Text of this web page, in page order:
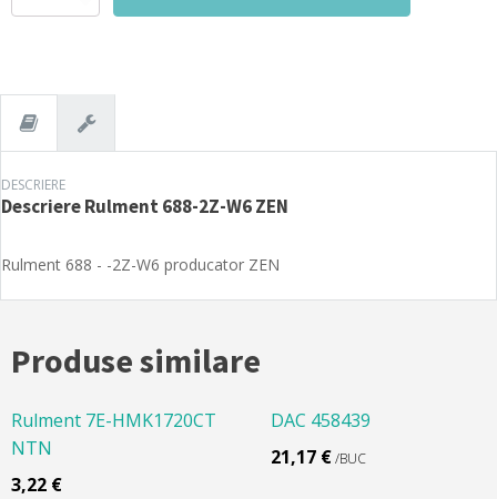
DESCRIERE
DescriereRulment 688-2Z-W6 ZEN
Rulment 688 - -2Z-W6 producator ZEN
Produse similare
Rulment 7E-HMK1720CT
NTN
3,22 €
DAC 458439
21,17 €/BUC